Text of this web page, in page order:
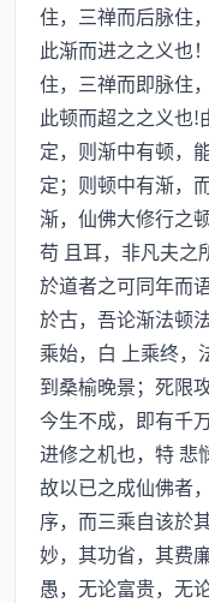
住，三禅而后脉住
此渐而进之之义也
住，三禅而即脉住
此顿而超之之义也!
定，则渐中有顿，
定；则顿中有渐，
渐，仙佛大修行之
苟 且耳，非凡夫之
於道者之可同年而
於古，吾论渐法顿
乘始，白 上乘终，
到桑榆晚景；死限
今生不成，即有千
进修之机也，特 悲
故以已之成仙佛者
序，而三乘自该於
妙，其功省，其费
愚，无论富贵，无